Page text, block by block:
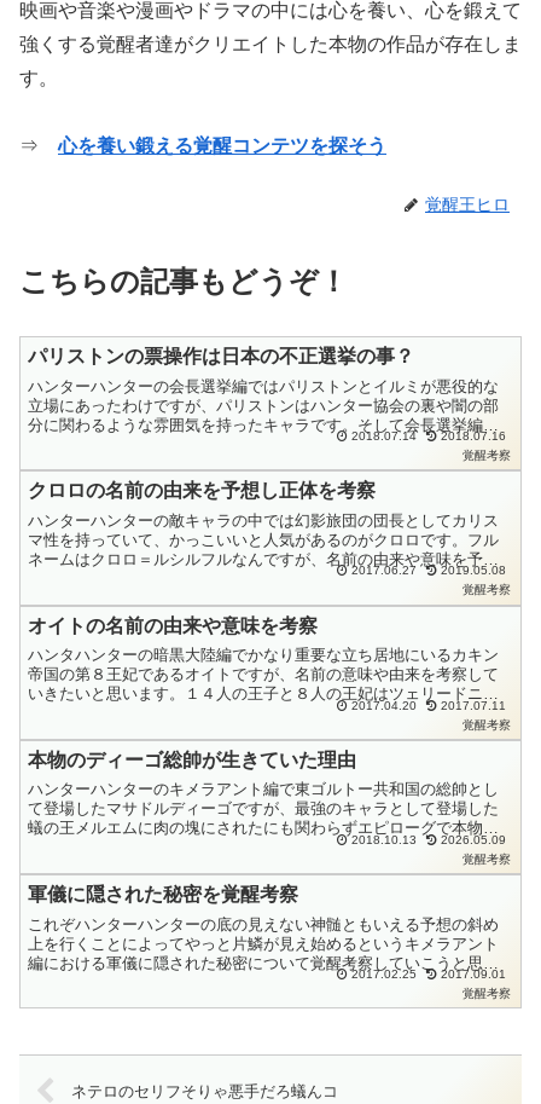
映画や音楽や漫画やドラマの中には心を養い、心を鍛えて
強くする覚醒者達がクリエイトした本物の作品が存在しま
す。
⇒心を養い鍛える覚醒コンテツを探そう
覚醒王ヒロ
こちらの記事もどうぞ！
パリストンの票操作は日本の不正選挙の事？
ハンターハンターの会長選挙編ではパリストンとイルミが悪役的な
立場にあったわけですが、パリストンはハンター協会の裏や闇の部
分に関わるような雰囲気を持ったキャラです。そして会長選挙編で
はパリストンはサインを送って票の操作をしていました。これは
2018.07.14
2018.07.16
覚醒考察
クロロの名前の由来を予想し正体を考察
ハンターハンターの敵キャラの中では幻影旅団の団長としてカリス
マ性を持っていて、かっこいいと人気があるのがクロロです。フル
ネームはクロロ＝ルシルフルなんですが、名前の由来や意味を予想
して正体やモデルとなっている人物なども考察していきます。見
2017.06.27
2019.05.08
覚醒考察
オイトの名前の由来や意味を考察
ハンタハンターの暗黒大陸編でかなり重要な立ち居地にいるカキン
帝国の第８王妃であるオイトですが、名前の意味や由来を考察して
いきたいと思います。１４人の王子と８人の王妃はツェリードニヒ
がイエス・キリストがモデルになっているようにかなり西洋や東
2017.04.20
2017.07.11
覚醒考察
本物のディーゴ総帥が生きていた理由
ハンターハンターのキメラアント編で東ゴルトー共和国の総帥とし
て登場したマサドルディーゴですが、最強のキャラとして登場した
蟻の王メルエムに肉の塊にされたにも関わらずエピローグで本物は
生きていました。メルエムに討たれて死んだはずのディーゴ総帥
2018.10.13
2026.05.09
覚醒考察
軍儀に隠された秘密を覚醒考察
これぞハンターハンターの底の見えない神髄ともいえる予想の斜め
上を行くことによってやっと片鱗が見え始めるというキメラアント
編における軍儀に隠された秘密について覚醒考察していこうと思い
ます。軍儀の対局は深い伏線が張られていて、かなりネタバレさ
2017.02.25
2017.09.01
覚醒考察
ネテロのセリフそりゃ悪手だろ蟻んコ